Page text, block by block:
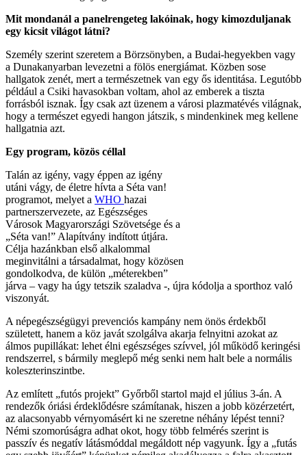
Mit mondanál a panelrengeteg lakóinak, hogy kimozduljanak
egy kicsit világot látni?
Személy szerint szeretem a Börzsönyben, a Budai-hegyekben vagy
a Dunakanyarban levezetni a fölös energiámat. Közben sose
hallgatok zenét, mert a természetnek van egy ős identitása. Legutóbb
például a Csiki havasokban voltam, ahol az emberek a tiszta
forrásból isznak. Így csak azt üzenem a városi plazmatévés világnak,
hogy a természet egyedi hangon játszik, s mindenkinek meg kellene
hallgatnia azt.
Egy program, közös céllal
Talán az igény, vagy éppen az igény
utáni vágy, de életre hívta a Séta van!
programot, melyet a WHO hazai
partnerszervezete, az Egészséges
Városok Magyarországi Szövetsége és a
„Séta van!” Alapítvány indított útjára.
Célja hazánkban első alkalommal
meginvitálni a társadalmat, hogy közösen
gondolkodva, de külön „méterekben”
járva – vagy ha úgy tetszik szaladva -, újra kódolja a sporthoz való
viszonyát.
A népegészségügyi prevenciós kampány nem önös érdekből
született, hanem a köz javát szolgálva akarja felnyitni azokat az
álmos pupillákat: lehet élni egészséges szívvel, jól működő keringési
rendszerrel, s bármily meglepő még senki nem halt bele a normális
koleszterinszintbe.
Az említett „futós projekt” Győrből startol majd el július 3-án. A
rendezők óriási érdeklődésre számítanak, hiszen a jobb közérzetért,
az alacsonyabb vérnyomásért ki ne szeretne néhány lépést tenni?
Némi szomorúságra adhat okot, hogy több felmérés szerint is
passzív és negatív látásmóddal megáldott nép vagyunk. Így a „futás